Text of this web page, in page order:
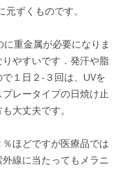
ずくものです。
重金属が必要になりま
やすいです．発汗や脂
１日２-３回は、UVを
レータイプの日焼け止
大丈夫です。
ほどですが医療品では
線に当たってもメラニ